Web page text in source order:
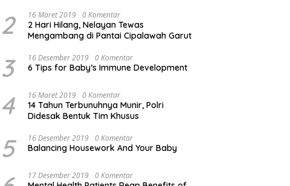
2 16 Maret 2019 0 Komentar
2 Hari Hilang, Nelayan Tewas
Mengambang di Pantai Cipalawah Garut
3 16 Desember 2019 0 Komentar
6 Tips for Baby’s Immune Development
4 16 Maret 2019 0 Komentar
14 Tahun Terbunuhnya Munir, Polri
Didesak Bentuk Tim Khusus
5 16 Desember 2019 0 Komentar
Balancing Housework And Your Baby
17 Desember 2019 0 Komentar